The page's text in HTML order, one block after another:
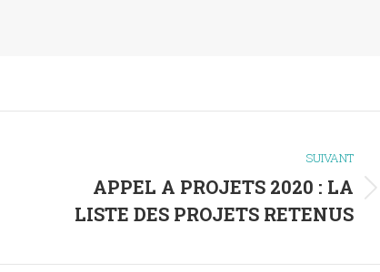
SUIVANT
suivant
APPEL A PROJETS 2020 : LA
LISTE DES PROJETS RETENUS